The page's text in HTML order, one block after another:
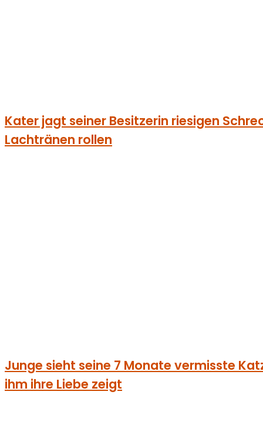
Kater jagt seiner Besitzerin riesigen
Lachtränen rollen
Junge sieht seine 7 Monate vermisste
ihm ihre Liebe zeigt